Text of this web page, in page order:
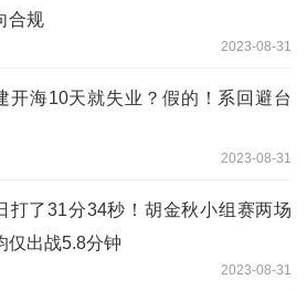
合规
2023-08-31
开海10天就失业？假的！系回避台
2023-08-31
打了31分34秒！胡金秋小组赛两场
仅出战5.8分钟
2023-08-31